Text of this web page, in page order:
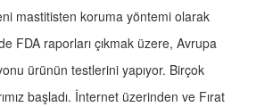
mastitisten koruma yöntemi olarak
FDA raporları çıkmak üzere, Avrupa
ürünün testlerini yapıyor. Birçok
başladı. İnternet üzerinden ve Fırat